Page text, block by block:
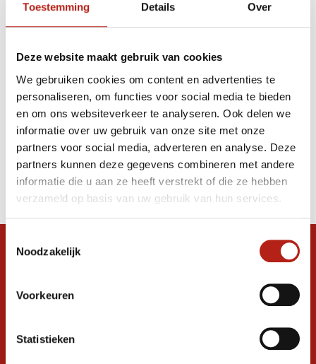
Toestemming Details Over
Deze website maakt gebruik van cookies
We gebruiken cookies om content en advertenties te
personaliseren, om functies voor social media te bieden
en om ons websiteverkeer te analyseren. Ook delen we
informatie over uw gebruik van onze site met onze
partners voor social media, adverteren en analyse. Deze
partners kunnen deze gegevens combineren met andere
informatie die u aan ze heeft verstrekt of die ze hebben
verzameld op basis van uw gebruik van hun services.
Noodzakelijk
Voorkeuren
Statistieken
Apply filters
Producten getagd met
AKO BJJ Gi zwart
Producten
Filter
Sorteren op
Snel antwoord op je vraag?
graag verder. 24/7